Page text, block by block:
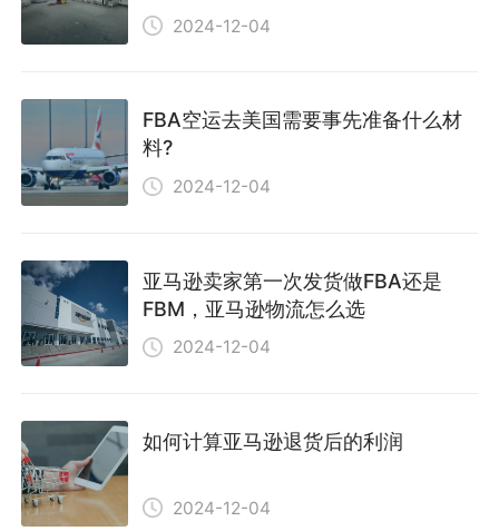
库吗？2024-12-04
FBA空运去美国需要事先准备什么材
料?
2024-12-04
亚马逊卖家第一次发货做FBA还是
FBM，亚马逊物流怎么选
2024-12-04
如何计算亚马逊退货后的利润
2024-12-04